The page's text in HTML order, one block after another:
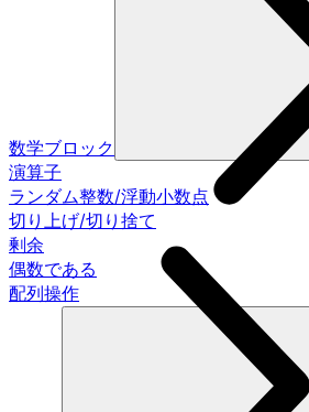
数学ブロック
演算子
ランダム整数/浮動小数点
切り上げ/切り捨て
剰余
偶数である
配列操作